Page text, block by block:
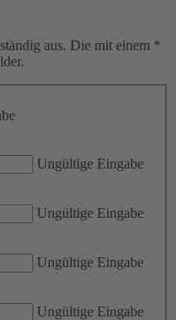
aus. Die mit einem *
Ungültige Eingabe
Ungültige Eingabe
Ungültige Eingabe
Ungültige Eingabe